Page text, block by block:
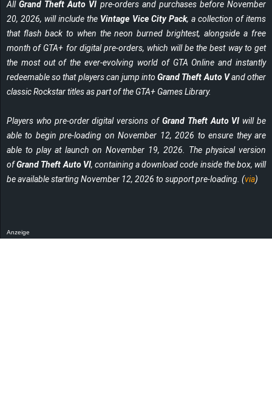
AllGrand Theft Auto VI pre-orders and purchases before November
20, 2026, will include the Vintage Vice City Pack, a collection of items
that flash back to when the neon burned brightest, alongside a free
month of GTA+ for digital pre-orders, which will be the best way to get
the most out of the ever-evolving world of GTA Online and instantly
redeemable so that players can jump intoGrand Theft Auto V and other
classic Rockstar titles as part of the GTA+ Games Library.
Players who pre-order digital versions of Grand Theft Auto VI will be
able to begin pre-loading on November 12, 2026 to ensure they are
able to play at launch on November 19, 2026. The physical version
ofGrand Theft Auto VI, containing a download code inside the box, will
be available starting November 12, 2026 to support pre-loading. (via)
Anzeige